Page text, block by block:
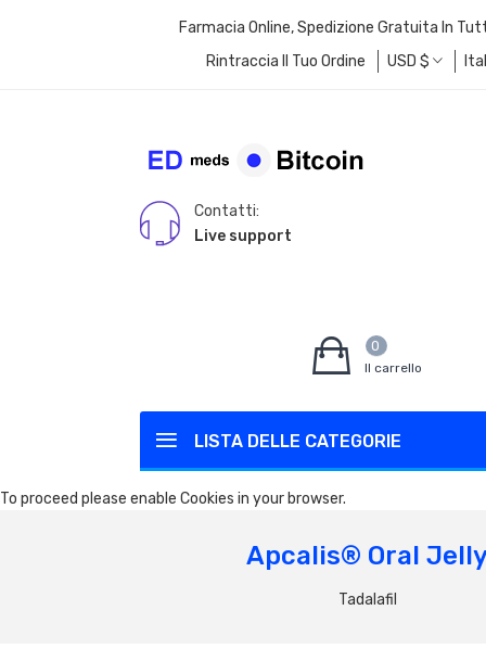
Farmacia Online, Spedizione Gratuita In
Rintraccia Il Tuo Ordine
USD $
Contatti:
Live support
LISTA DELLE CATEGORIE
0
Il carrello
To proceed please enable Cookies in your browser.
Apcalis® Oral
Tadalafil